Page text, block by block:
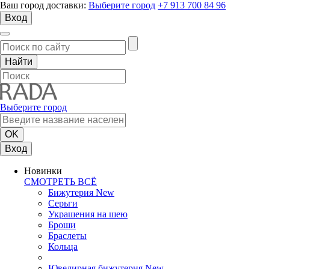
Ваш город доставки: Выберите город +7 913 700 84 96
Вход
Выберите город
Вход
Новинки
СМОТРЕТЬ ВСЁ
Бижутерия New
Серьги
Украшения на шею
Броши
Браслеты
Кольца